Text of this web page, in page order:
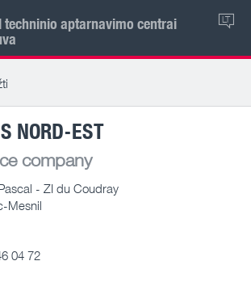
techninio aptarnavimo centrai LT
NORD-EST
company
- ZI du Coudray
Mesnil
04 72